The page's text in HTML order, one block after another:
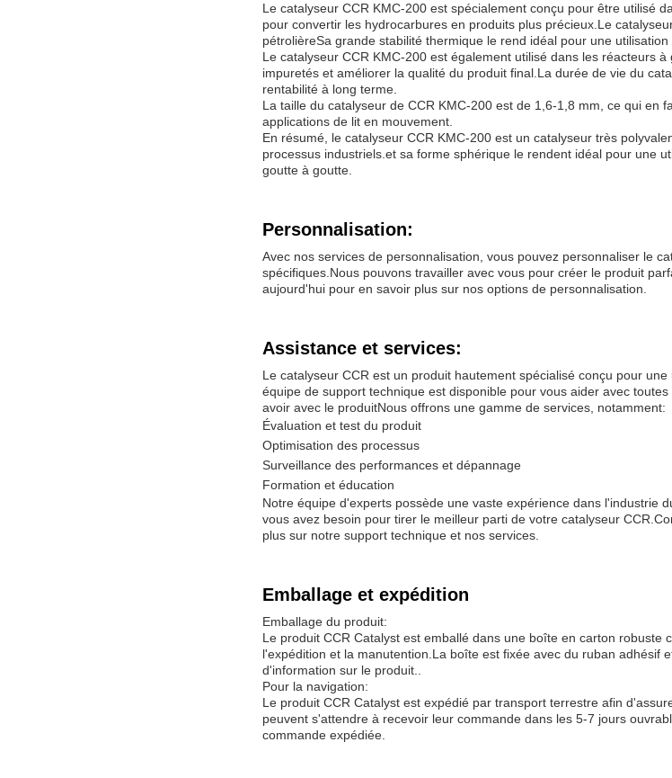
Le catalyseur CCR KMC-200 est spécialement conçu pour être utilisé
pour convertir les hydrocarbures en produits plus précieux.Le
pétrolièreSa grande stabilité thermique le rend idéal pour une utilisation
Le catalyseur CCR KMC-200 est également utilisé dans les réacteurs
impuretés et améliorer la qualité du produit final.La durée de vie du
rentabilité à long terme.
La taille du catalyseur de CCR KMC-200 est de 1,6-1,8 mm, ce qui en
applications de lit en mouvement.
En résumé, le catalyseur CCR KMC-200 est un catalyseur très
processus industriels.et sa forme sphérique le rendent idéal pour une
goutte à goutte.
Personnalisation:
Avec nos services de personnalisation, vous pouvez personnaliser le
spécifiques.Nous pouvons travailler avec vous pour créer le produit
aujourd'hui pour en savoir plus sur nos options de personnalisation.
Assistance et services:
Le catalyseur CCR est un produit hautement spécialisé conçu pour
équipe de support technique est disponible pour vous aider avec
avoir avec le produitNous offrons une gamme de services, notamment:
Évaluation et test du produit
Optimisation des processus
Surveillance des performances et dépannage
Formation et éducation
Notre équipe d'experts possède une vaste expérience dans l'industrie
vous avez besoin pour tirer le meilleur parti de votre catalyseur
plus sur notre support technique et nos services.
Emballage et expédition
Emballage du produit:
Le produit CCR Catalyst est emballé dans une boîte en carton robuste
l'expédition et la manutention.La boîte est fixée avec du ruban adhésif
d'information sur le produit..
Pour la navigation:
Le produit CCR Catalyst est expédié par transport terrestre afin
peuvent s'attendre à recevoir leur commande dans les 5-7 jours
commande expédiée.